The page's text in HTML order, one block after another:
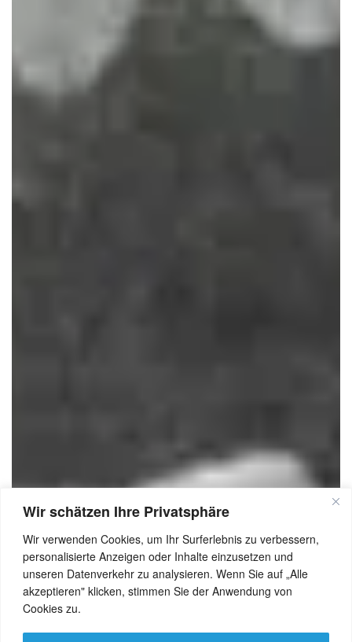
Wir schätzen Ihre Privatsphäre
Wir verwenden Cookies, um Ihr Surferlebnis zu verbessern,
personalisierte Anzeigen oder Inhalte einzusetzen und
unseren Datenverkehr zu analysieren. Wenn Sie auf „Alle
akzeptieren" klicken, stimmen Sie der Anwendung von
Cookies zu.